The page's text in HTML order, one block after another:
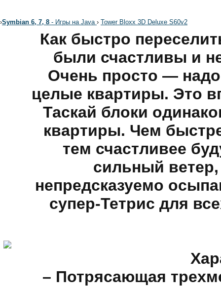
›Symbian 6, 7, 8 - Игры на Java › Tower Bloxx 3D Deluxe S60v2
Как быстро
были счастливы и
Очень просто — надо
целые квартиры. Это
Таскай блоки
квартиры. Чем
тем счастливее
сильный
непредсказуемо
супер-Тетрис для
– Потрясающая